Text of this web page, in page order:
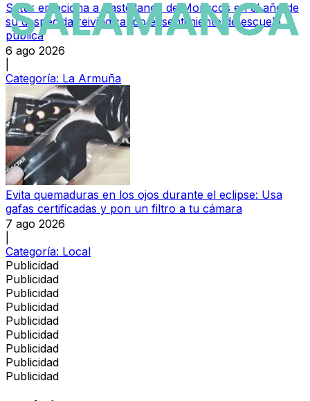
Sátur emociona a Castellanos de Moriscos en el año de
su despedida reivindicando el sentimiento de escuela
pública
6 ago 2026
Categoría: La Armuña
Evita quemaduras en los ojos durante el eclipse: Usa
gafas certificadas y pon un filtro a tu cámara
7 ago 2026
Categoría: Local
Publicidad
Publicidad
Publicidad
Publicidad
Publicidad
Publicidad
Publicidad
Publicidad
Publicidad